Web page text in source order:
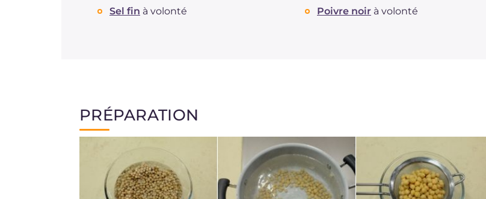
Sel fin à volonté Poivre noir à volonté
PRÉPARATION